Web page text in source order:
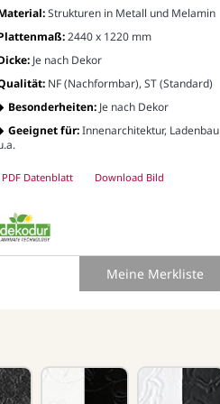
Strukturen in Metall und Melamin
2440 x 1220 mm
Je nach Dekor
NF (Nachformbar), ST (Standard)
Besonderheiten: Je nach Dekor
Geeignet für:Innenarchitektur, Ladenbau
PDF Datenblatt Download Bild
Meine Merkliste